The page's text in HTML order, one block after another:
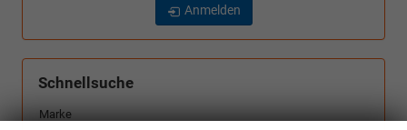
Anmelden
Schnellsuche
Marke